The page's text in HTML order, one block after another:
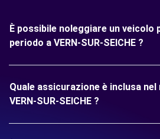
È possibile noleggiare un veicolo
periodo a VERN-SUR-SEICHE ?
Quale assicurazione è inclusa
VERN-SUR-SEICHE ?